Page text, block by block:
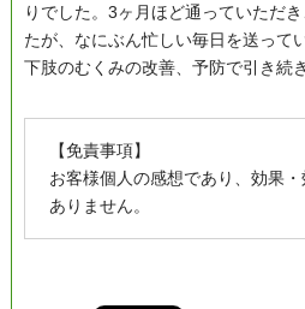
りでした。3ヶ月ほど通っていただ
たが、なにぶん忙しい毎日を送って
下肢のむくみの改善、予防で引き続
【免責事項】
お客様個人の感想であり、効果
ありません。